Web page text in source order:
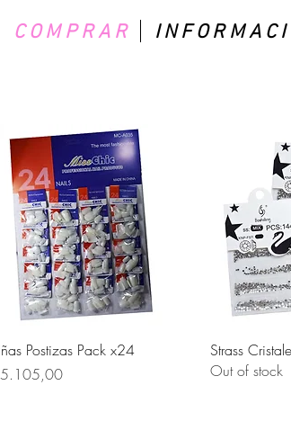
C O M P R A R I N F O R M A C I
Quick View
Postizas Pack x24
Strass
Out of stock